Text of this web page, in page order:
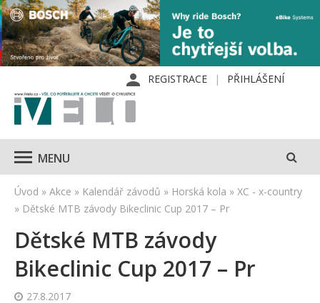
REGISTRACE PŘIHLÁŠENÍ
MENU
Úvod » Akce » Kalendář závodů » Horská kola » XC - x-country
» Dětské MTB závody Bikeclinic Cup 2017 – Pr
Dětské MTB závody
Bikeclinic Cup 2017 – Pr
27.8.2017